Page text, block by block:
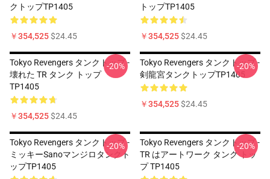
クトップTP1405
￥354,525$24.45
トップTP1405
￥354,525$24.45
Tokyo Revengers タンクトップ -
壊れた TR タンク トップ
TP1405
￥354,525$24.45
-20%
Tokyo Revengers タンクトップ -
剣龍宮タンクトップTP1405
￥354,525$24.45
-20%
Tokyo Revengers タンクトップ -
ミッキーSanoマンジロタンクト
ップTP1405
-20%
Tokyo Revengers タンクトップ -
TR はアートワーク タンク トッ
プ TP1405
-20%